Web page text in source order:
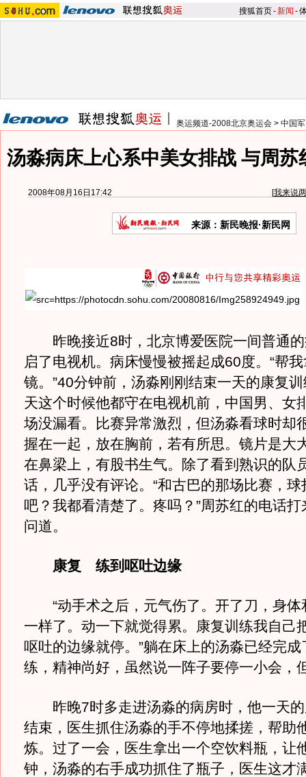
搜狐首页-新闻 -
奥运频道-2008北京奥运会 > 中国
汤淼病床上心系中美女排战 与周苏
2008年08月16日17:42 [我来说
来源：新民晚报·新民网
昨晚接近8时，北京博爱医院一间普通的
启了电视机。病床慢慢被摇起成60度。“帮
镜。”40分钟前，汤淼刚刚结束一天的康复
天这个时候他都守在电视机前，中国男、女
场没漏看。比赛异常激烈，但汤淼看球时却
握在一起，放在胸前，若有所思。镜片是大
在鼻梁上，有股书生气。除了看到熟识的队
话，几乎没有评论。“和古巴的那场比赛，
吧？我都看清楚了。疼吗？”周苏红的电话
问道。
康复 练到呕吐边缘
“动手术之后，元气伤了。开了刀，身体
一样了。动一下就觉得累。康复训练我自己
呕吐的边缘就停。”躺在床上的汤淼已经完
练，精神尚好，虽然说一阵子要停一小会，
昨晚7时多走进汤淼的病房时，他一天的
结束，医生抓住汤淼的手不停地揉搓，帮助
炼。过了一会，医生拿出一个空饮料瓶，让
钟，汤淼的右手成功抓住了瓶子，医生这才